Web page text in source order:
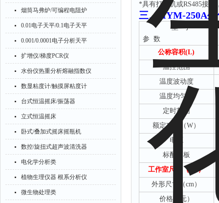
烟筒马弗炉/可编程电阻炉
0.01电子天平/0.1电子天平
0.001/0.0001电子分析天平
扩增仪/梯度PCR仪
水份仪热重分析熔融指数仪
数显粘度计/触摸屏粘度计
台式恒温摇床/振荡器
立式恒温摇床
卧式/叠加式摇床摇瓶机
数控/旋扭式超声波清洗器
电化学分析类
植物生理仪器 根系分析仪
微生物处理类
*具有打印机或RS485接
三、 HYM-250A
型 号
参 数
公称容积(L)
温控范围
温度波动度
温度均匀性
定时范围
额定功率（W）
电源
标配隔板
工作室尺寸（
cm）
外形尺寸（cm）
价格（元）